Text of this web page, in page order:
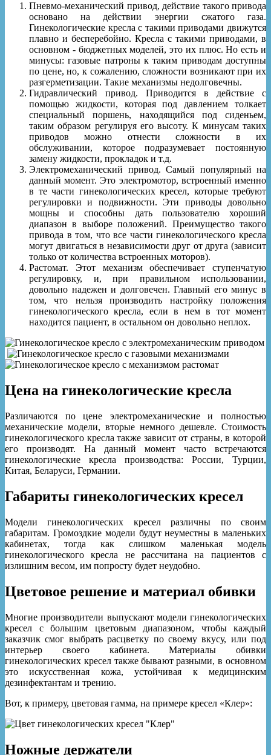
Пневмо-механический привод, действие такого привода
основано на действии энергии сжатого газа.
Гинекологические кресла с такими приводами движутся
плавно и бесперебойно. Кресла с такими приводами, в
основном - бюджетных моделей, это их плюс. Но есть и
минусы: газовые патроны к таким приводам доступны
по цене, но, к сожалению, сложности возникают при их
разгерметизации. Такие механизмы недолговечны.
Гидравлический привод. Приводится в действие с
помощью жидкости, которая под давлением толкает
специальный поршень, находящийся под сиденьем,
таким образом регулируя его высоту. К минусам таких
приводов можно отнести сложности в их
обслуживании, которое подразумевает постоянную
замену жидкости, прокладок и т.д.
Электромеханический привод. Самый популярный на
данный момент. Это электромотор, встроенный именно
в те части гинекологических кресел, которые требуют
регулировки и подвижности. Эти приводы довольно
мощны и способны дать пользователю хороший
диапазон в выборе положений. Преимущество такого
привода в том, что все части гинекологического кресла
могут двигаться в независимости друг от друга (зависит
только от количества встроенных моторов).
Растомат. Этот механизм обеспечивает ступенчатую
регулировку, и, при правильном использовании,
довольно надежен и долговечен. Главный его минус в
том, что нельзя производить настройку положения
гинекологического кресла, если в нем в тот момент
находится пациент, в остальном он довольно неплох.
Цена на гинекологические кресла
Различаются по цене электромеханические и полностью
механические модели, вторые немного дешевле. Стоимость
гинекологического кресла также зависит от страны, в которой
его производят. На данный момент часто встречаются
гинекологические кресла производства: России, Турции,
Китая, Беларуси, Германии.
Габариты гинекологических кресел
Модели гинекологических кресел различны по своим
габаритам. Громоздкие модели будут неуместны в маленьких
кабинетах, тогда как слишком маленькая модель
гинекологического кресла не рассчитана на пациентов с
излишним весом, им попросту будет неудобно.
Цветовое решение и материал обивки
Многие производители выпускают модели гинекологических
кресел с большим цветовым диапазоном, чтобы каждый
заказчик смог выбрать расцветку по своему вкусу, или под
интерьер своего кабинета. Материалы обивки
гинекологических кресел также бывают разными, в основном
это искусственная кожа, устойчивая к медицинским
дезинфектантам и трению.
Вот, к примеру, цветовая гамма, на примере кресел «Клер»:
Ножные держатели